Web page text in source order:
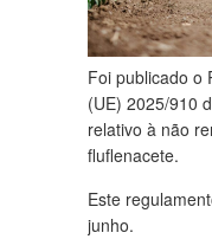
Foi publicado o
(UE) 2025/910
relativo à não
fluflenacete.
Este
junho.